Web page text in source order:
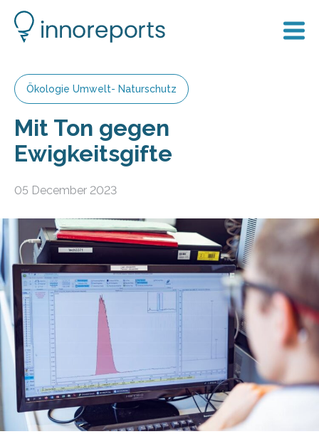
Ökologie Umwelt- Naturschutz
Mit Ton gegen
Ewigkeitsgifte
05 December 2023